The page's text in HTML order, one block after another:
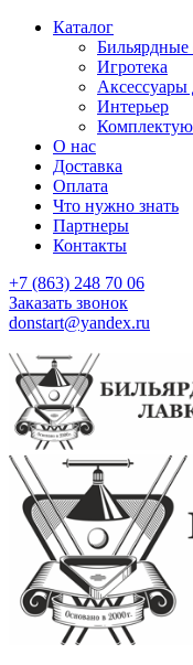
Каталог
Бильярдные
Игротека
Аксессуары
Интерьер
О нас
Доставка
Оплата
Что нужно знать
Партнеры
Контакты
+7 (863) 248 70 06
Заказать звонок
donstart@yandex.ru